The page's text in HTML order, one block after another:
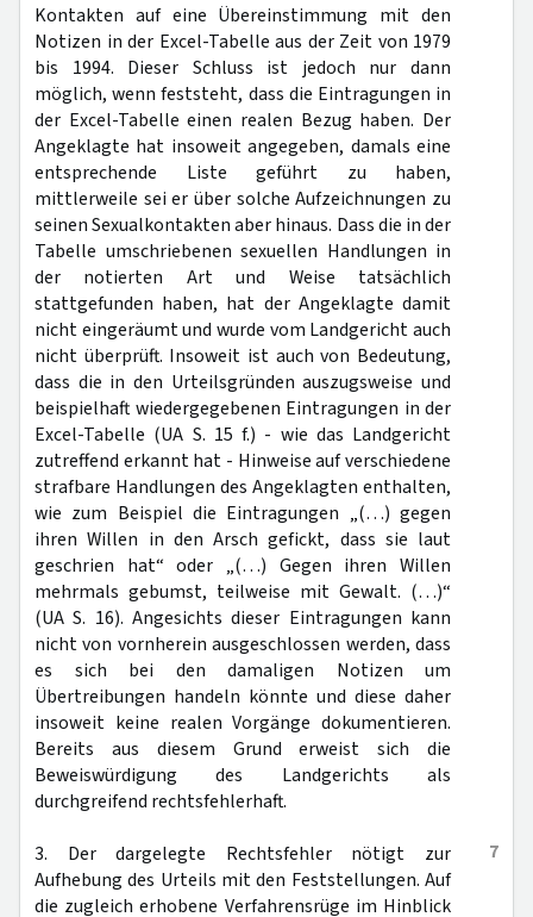
Kontakten auf eine Übereinstimmung mit den
Notizen in der Excel-Tabelle aus der Zeit von 1979
bis 1994. Dieser Schluss ist jedoch nur dann
möglich, wenn feststeht, dass die Eintragungen in
der Excel-Tabelle einen realen Bezug haben. Der
Angeklagte hat insoweit angegeben, damals eine
entsprechende Liste geführt zu haben,
mittlerweile sei er über solche Aufzeichnungen zu
seinen Sexualkontakten aber hinaus. Dass die in der
Tabelle umschriebenen sexuellen Handlungen in
der notierten Art und Weise tatsächlich
stattgefunden haben, hat der Angeklagte damit
nicht eingeräumt und wurde vom Landgericht auch
nicht überprüft. Insoweit ist auch von Bedeutung,
dass die in den Urteilsgründen auszugsweise und
beispielhaft wiedergegebenen Eintragungen in der
Excel-Tabelle (UA S. 15 f.) - wie das Landgericht
zutreffend erkannt hat - Hinweise auf verschiedene
strafbare Handlungen des Angeklagten enthalten,
wie zum Beispiel die Eintragungen „(…) gegen
ihren Willen in den Arsch gefickt, dass sie laut
geschrien hat“ oder „(…) Gegen ihren Willen
mehrmals gebumst, teilweise mit Gewalt. (…)“
(UA S. 16). Angesichts dieser Eintragungen kann
nicht von vornherein ausgeschlossen werden, dass
es sich bei den damaligen Notizen um
Übertreibungen handeln könnte und diese daher
insoweit keine realen Vorgänge dokumentieren.
Bereits aus diesem Grund erweist sich die
Beweiswürdigung des Landgerichts als
durchgreifend rechtsfehlerhaft.
7
3. Der dargelegte Rechtsfehler nötigt zur
Aufhebung des Urteils mit den Feststellungen. Auf
die zugleich erhobene Verfahrensrüge im Hinblick